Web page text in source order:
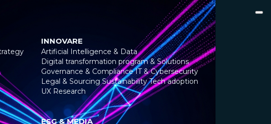
INNOVARE
Artificial Intelligence & Data
Digital transformation program & Solutions
Governance & Compliance IT & Cybersecurity
Legal & Sourcing Sustainability Tech adoption
UX Research
ESG & MEDIA